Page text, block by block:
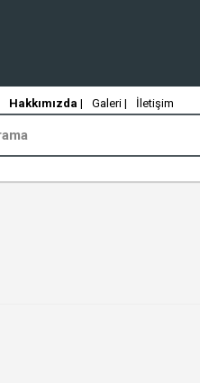
Hakkımızda | Galeri | İletişim